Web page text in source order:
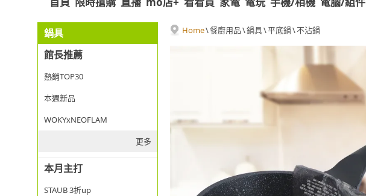
鍋具
館長推薦
熱銷TOP30
本週新品
WOKYxNEOFLAM
更多
本月主打
STAUB 3折up
Home\餐廚用品\鍋具\平底鍋\不沾鍋